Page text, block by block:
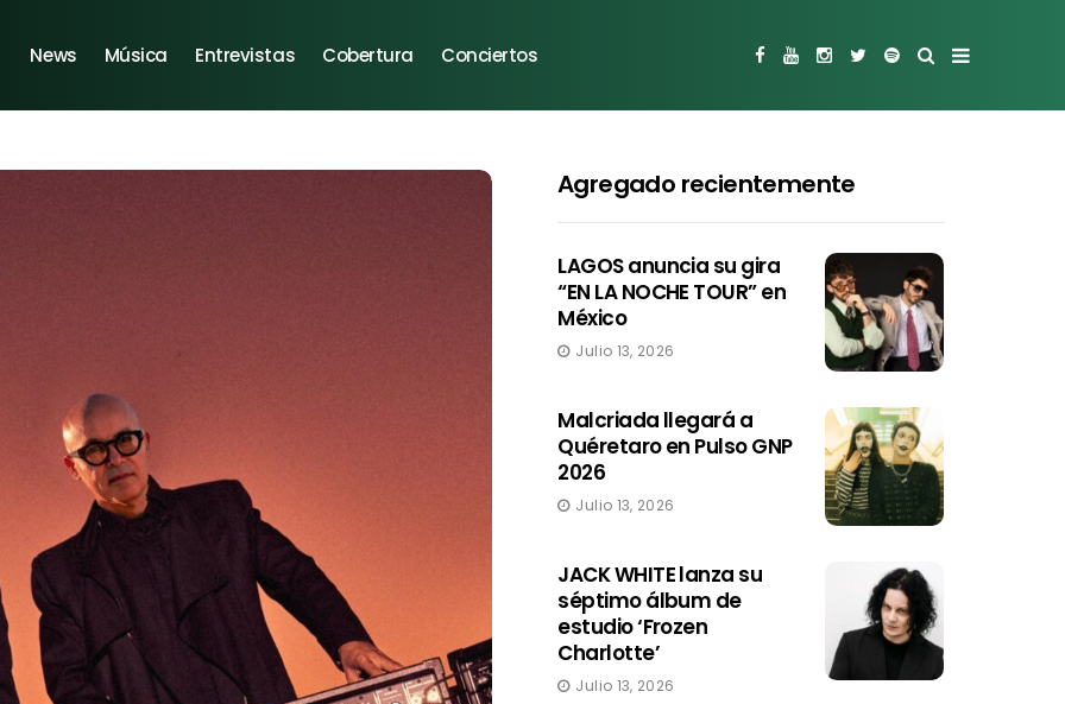
News Música Entrevistas Cobertura Conciertos
Agregado recientemente
LAGOS anuncia su gira
“EN LA NOCHE TOUR” en
México
Julio 13, 2026
Malcriada llegará a
Quéretaro en Pulso GNP
2026
Julio 13, 2026
JACK WHITE lanza su
séptimo álbum de
estudio ‘Frozen
Charlotte’
Julio 13, 2026